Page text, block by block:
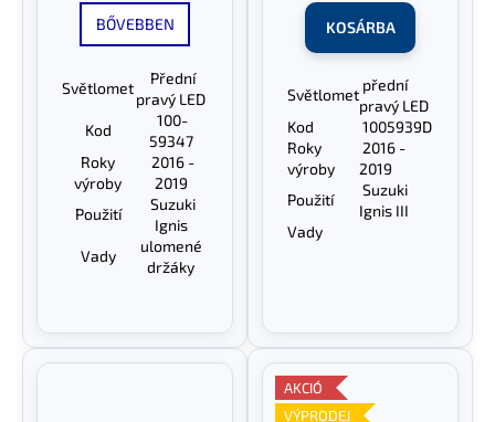
BŐVEBBEN
Světlomet
Přední
pravý LED
Kod
100-
59347
Roky
výroby
2016 -
2019
Použití
Suzuki
Ignis
Vady
ulomené
držáky
KOSÁRBA
Světlomet
přední
pravý LED
Kod
1005939D
Roky
výroby
2016 -
2019
Použití
Suzuki
Ignis III
Vady
AKCIÓ
VÝPRODEJ